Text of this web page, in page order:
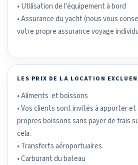
• Utilisation de l'équipement à bord
• Assurance du yacht (nous vous
votre propre assurance voyage
LES PRIX DE LA LOCATION
• Aliments et boissons
• Vos clients sont invités à apporter et
propres boissons sans payer de frais
cela.
• Transferts aéroportuaires
• Carburant du bateau